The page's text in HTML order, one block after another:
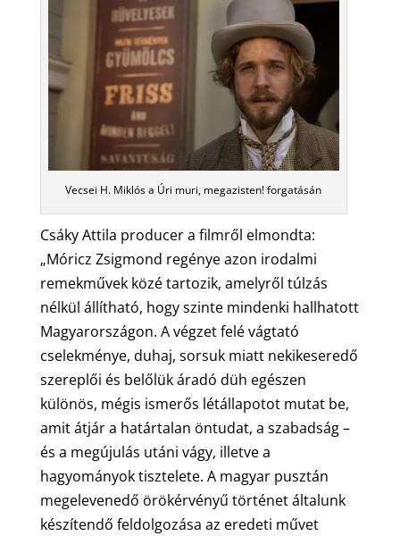
Vecsei H. Miklós a Úri muri, megazisten! forgatásán
Csáky Attila producer a filmről elmondta:
„Móricz Zsigmond regénye azon irodalmi
remekművek közé tartozik, amelyről túlzás
nélkül állítható, hogy szinte mindenki hallhatott
Magyarországon. A végzet felé vágtató
cselekménye, duhaj, sorsuk miatt nekikeseredő
szereplői és belőlük áradó düh egészen
különös, mégis ismerős létállapotot mutat be,
amit átjár a határtalan öntudat, a szabadság –
és a megújulás utáni vágy, illetve a
hagyományok tisztelete. A magyar pusztán
megelevenedő örökérvényű történet általunk
készítendő feldolgozása az eredeti művet